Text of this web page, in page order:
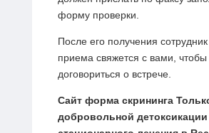
форму проверки.
После его получения
приема свяжется с вами, чтобы
договориться о встрече.
Сайт форма скрининга
добровольной детоксикации